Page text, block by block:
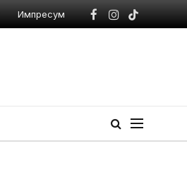
Импресум
Facebook
Instagram
TikTok